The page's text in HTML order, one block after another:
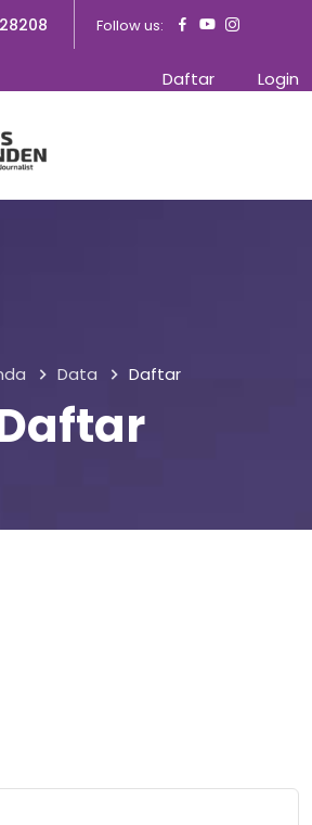
Follow us:
Daftar Login
Data Daftar